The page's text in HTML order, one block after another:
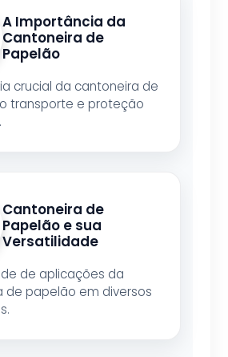
A Importância da
Cantoneira de
Papelão
crucial da cantoneira de
transporte e proteção
Cantoneira de
Papelão e sua
Versatilidade
de aplicações da
de papelão em diversos